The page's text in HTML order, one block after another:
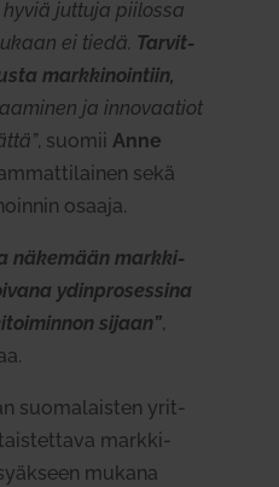
hyviä juttuja pii­lossa
ei tiedä. Tar­vit­
mark­ki­nointiin,
ja inno­vaatiot
, suomii Anne
sekä
osaaja.
näkemään mark­ki­
ydin­pro­sessina
sijaan”,
suo­ma­laisten yrit­
mark­ki­
mukana